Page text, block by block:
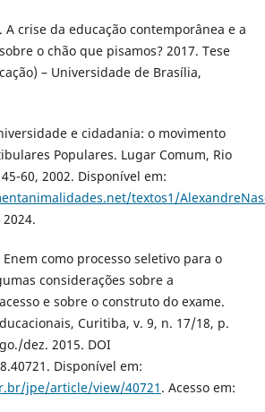
A crise da educação contemporânea e a
o chão que pisamos? 2017. Tese
– Universidade de Brasília,
e cidadania: o movimento
Populares. Lugar Comum, Rio
60, 2002. Disponível em:
textos1/
Enem como processo seletivo para o
considerações sobre a
e sobre o construto do exame.
Curitiba, v. 9, n. 17/18, p.
dez. 2015. DOI
Disponível em:
jpe/article/view/40721 . Acesso em: